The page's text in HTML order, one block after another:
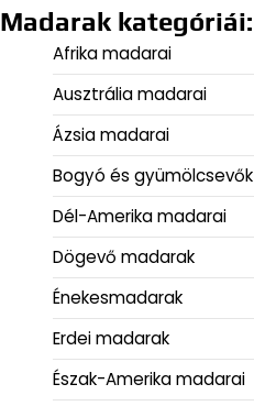
Madarak kategóriái:
Afrika madarai
Ausztrália madarai
Ázsia madarai
Bogyó és gyümölcsevők
Dél-Amerika madarai
Dögevő madarak
Énekesmadarak
Erdei madarak
Észak-Amerika madarai